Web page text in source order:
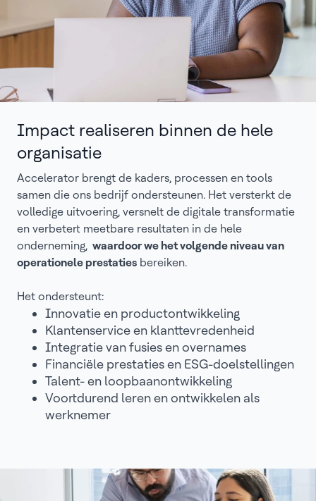
Impact realiseren binnen de hele
organisatie
Accelerator brengt de kaders, processen en tools
samen die ons bedrijf ondersteunen. Het versterkt de
volledige uitvoering, versnelt de digitale transformatie
en verbetert meetbare resultaten in de hele
onderneming, waardoor we het volgende niveau van
operationele prestaties bereiken.
Het ondersteunt:
Innovatie en productontwikkeling
Klantenservice en klanttevredenheid
Integratie van fusies en overnames
Financiële prestaties en ESG-doelstellingen
Talent- en loopbaanontwikkeling
Voortdurend leren en ontwikkelen als
werknemer